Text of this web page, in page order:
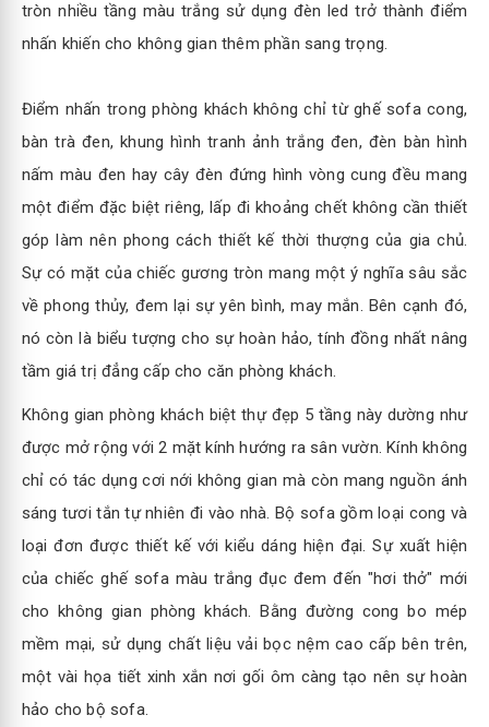
tròn nhiều tầng màu trắng sử dụng đèn led trở thành điểm
nhấn khiến cho không gian thêm phần sang trọng.
Điểm nhấn trong phòng khách không chỉ từ ghế sofa cong,
bàn trà đen, khung hình tranh ảnh trắng đen, đèn bàn hình
nấm màu đen hay cây đèn đứng hình vòng cung đều mang
một điểm đặc biệt riêng, lấp đi khoảng chết không cần thiết
góp làm nên phong cách thiết kế thời thượng của gia chủ.
Sự có mặt của chiếc gương tròn mang một ý nghĩa sâu sắc
về phong thủy, đem lại sự yên bình, may mắn. Bên cạnh đó,
nó còn là biểu tượng cho sự hoàn hảo, tính đồng nhất nâng
tầm giá trị đẳng cấp cho căn phòng khách.
Không gian phòng khách biệt thự đẹp 5 tầng này dường như
được mở rộng với 2 mặt kính hướng ra sân vườn. Kính không
chỉ có tác dụng cơi nới không gian mà còn mang nguồn ánh
sáng tươi tắn tự nhiên đi vào nhà. Bộ sofa gồm loại cong và
loại đơn được thiết kế với kiểu dáng hiện đại. Sự xuất hiện
của chiếc ghế sofa màu trắng đục đem đến "hơi thở" mới
cho không gian phòng khách. Bằng đường cong bo mép
mềm mại, sử dụng chất liệu vải bọc nệm cao cấp bên trên,
một vài họa tiết xinh xắn nơi gối ôm càng tạo nên sự hoàn
hảo cho bộ sofa.